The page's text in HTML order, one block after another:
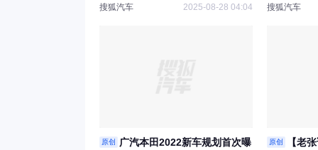
搜狐汽车 2025-08-28 04:04 搜狐汽车
原创
广汽本田2022新车规划首次曝
原创
【老